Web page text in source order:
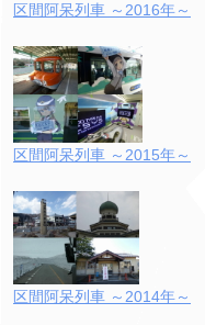
区間阿呆列車 ～2016年～
区間阿呆列車 ～2015年～
区間阿呆列車 ～2014年～